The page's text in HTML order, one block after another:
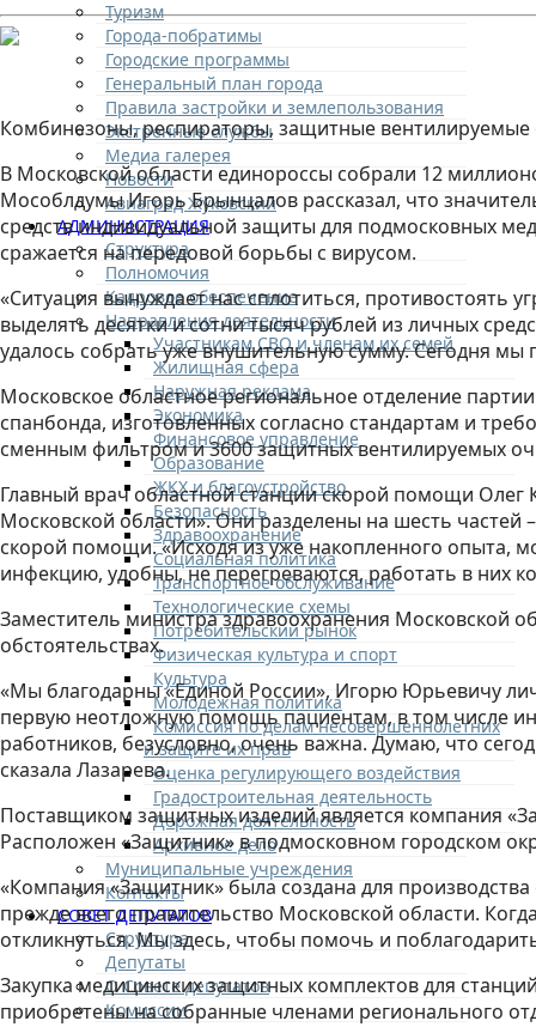
Туризм
Города-побратимы
Городские программы
Генеральный план города
Правила застройки и землепользования
Экстренные службы
Медиа галерея
Новости
Авиаград Жуковский
АДМИНИСТРАЦИЯ
Структура
Полномочия
Кадровое обеспечение
Направления деятельности
Участникам СВО и членам их семей
Жилищная сфера
Наружная реклама
Экономика
Финансовое управление
Образование
ЖКХ и благоустройство
Безопасность
Здравоохранение
Социальная политика
Транспортное обслуживание
Технологические схемы
Потребительский рынок
Физическая культура и спорт
Культура
Молодежная политика
Комиссия по делам несовершеннолетних
и защите их прав
Оценка регулирующего воздействия
Градостроительная деятельность
Дорожная деятельность
Архивное дело
Муниципальные учреждения
Контакты
СОВЕТ ДЕПУТАТОВ
Структура
Депутаты
О Совете депутатов
Комиссии
Комбинезоны, респираторы, защитные
В Московской области единороссы собрали 12
Мособлдумы Игорь Брынцалов рассказал, что
средств индивидуальной защиты для подмосковных
сражается на передовой борьбы с вирусом.
«Ситуация вынуждает нас сплотиться, противостоять
выделять десятки и сотни тысяч рублей из личных
удалось собрать уже внушительную сумму. Сегодня
Московское областное региональное отделение
спанбонда, изготовленных согласно стандартам и
сменным фильтром и 3600 защитных вентилируемых
Главный врач областной станции скорой помощи Олег
Московской области». Они разделены на шесть частей
скорой помощи. «Исходя из уже накопленного опыта,
инфекцию, удобны, не перегреваются, работать в них
Заместитель министра здравоохранения Московской
обстоятельствах.
«Мы благодарны «Единой России», Игорю Юрьевичу
первую неотложную помощь пациентам, в том числе
работников, безусловно, очень важна. Думаю, что
сказала Лазарева.
Поставщиком защитных изделий является компания
Расположен «Защитник» в подмосковном городском
«Компания «Защитник» была создана для
прежде всего правительство Московской области.
откликнуться. Мы здесь, чтобы помочь и
Закупка медицинских защитных комплектов для
приобретены на собранные членами регионального